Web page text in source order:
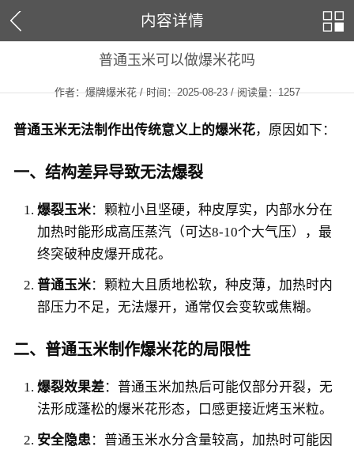
内容详情
普通玉米可以做爆米花吗
作者：爆牌爆米花 / 时间：2025-08-23 / 阅读量：1257
普通玉米无法制作出传统意义上的爆米花，原因如下：
一、结构差异导致无法爆裂
爆裂玉米：颗粒小且坚硬，种皮厚实，内部水分在
加热时能形成高压蒸汽（可达8-10个大气压），最
终突破种皮爆开成花。
普通玉米：颗粒大且质地松软，种皮薄，加热时内
部压力不足，无法爆开，通常仅会变软或焦糊。
二、普通玉米制作爆米花的局限性
爆裂效果差：普通玉米加热后可能仅部分开裂，无
法形成蓬松的爆米花形态，口感更接近烤玉米粒。
安全隐患 ：普通玉米水分含量较高，加热时可能因